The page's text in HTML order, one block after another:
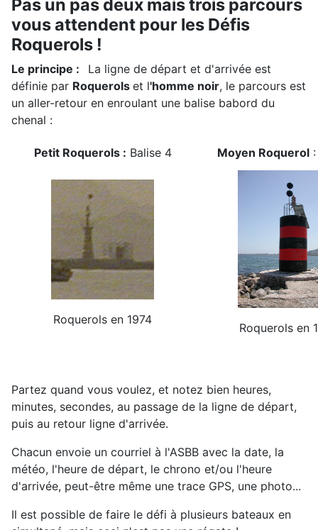
Pas un pas deux mais trois parcours
vous attendent pour les Défis
Roquerols !
Le principe : La ligne de départ et d'arrivée est
définie par Roquerols et l'homme noir, le parcours est
un aller-retour en enroulant une balise babord du
chenal :
Petit Roquerols : Balise 4 Moyen Roquerol
Roquerols en 1974
Roquerols en
Partez quand vous voulez, et notez bien heures,
minutes, secondes, au passage de la ligne de départ,
puis au retour ligne d'arrivée.
Chacun envoie un courriel à l'ASBB avec la date, la
météo, l'heure de départ, le chrono et/ou l'heure
d'arrivée, peut-être même une trace GPS, une photo...
Il est possible de faire le défi à plusieurs bateaux en